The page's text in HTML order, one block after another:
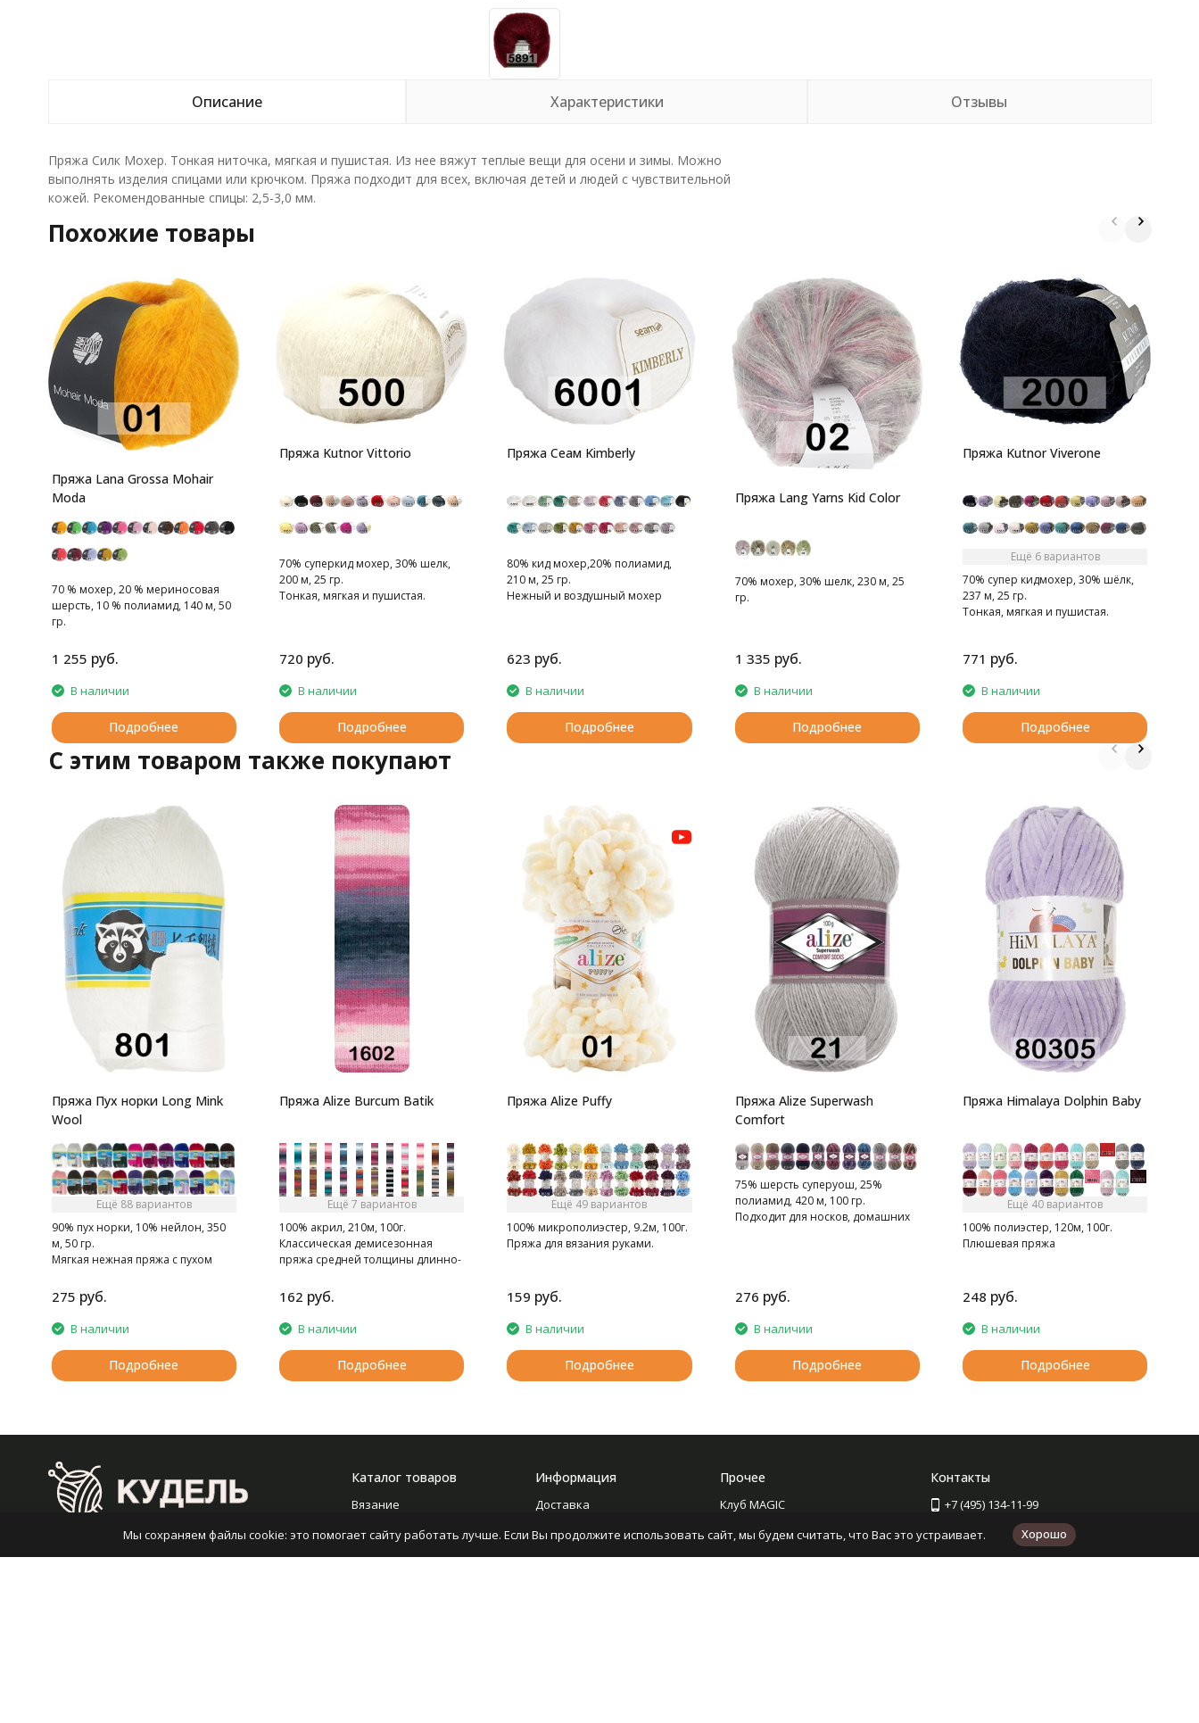
Описание Характеристики Отзывы
Пряжа Силк Мохер. Тонкая ниточка, мягкая и пушистая. Из нее вяжут теплые вещи для осени и зимы. Можно
выполнять изделия спицами или крючком. Пряжа подходит для всех, включая детей и людей с чувствительной
кожей. Рекомендованные спицы: 2,5-3,0 мм.
Похожие товары
Пряжа Lana Grossa Mohair
Moda
70 % мохер, 20 % мериносовая
шерсть, 10 % полиамид, 140 м, 50
гр.
1 255 руб.
В наличии
Подробнее
Пряжа Kutnor Vittorio
70% суперкид мохер, 30% шелк,
200 м, 25 гр.
Тонкая, мягкая и пушистая.
720 руб.
В наличии
Подробнее
Пряжа Сеам Kimberly
80% кид мохер,20% полиамид,
210 м, 25 гр.
Нежный и воздушный мохер
623 руб.
В наличии
Подробнее
Пряжа Lang Yarns Kid Color
70% мохер, 30% шелк, 230 м, 25
гр.
1 335 руб.
В наличии
Подробнее
Пряжа Kutnor Viverone
Ещё 6 вариантов
70% супер кидмохер, 30% шёлк,
237 м, 25 гр.
Тонкая, мягкая и пушистая.
771 руб.
В наличии
Подробнее
C этим товаром также покупают
Пряжа Пух норки Long Mink
Wool
Ещё 88 вариантов
90% пух норки, 10% нейлон, 350
м, 50 гр.
Мягкая нежная пряжа с пухом
275 руб.
В наличии
Подробнее
Пряжа Alize Burcum Batik
Ещё 7 вариантов
100% акрил, 210м, 100г.
Классическая демисезонная
пряжа средней толщины длинно-
162 руб.
В наличии
Подробнее
Пряжа Alize Puffy
Ещё 49 вариантов
100% микрополиэстер, 9.2м, 100г.
Пряжа для вязания руками.
159 руб.
В наличии
Подробнее
Пряжа Alize Superwash
Comfort
75% шерсть суперуош, 25%
полиамид, 420 м, 100 гр.
Подходит для носков, домашних
276 руб.
В наличии
Подробнее
Пряжа Himalaya Dolphin Baby
Ещё 40 вариантов
100% полиэстер, 120м, 100г.
Плюшевая пряжа
248 руб.
В наличии
Подробнее
2008-2026 © Кудель — Интернет-гипермаркет
Каталог товаров
Вязание
Вышивание
Информация
Доставка
Прочее
Клуб MAGIC
Форум
Контакты
+7 (495) 134-11-99
+7 (727) 312-34-05
Для звонков из Казахстана
г. Кострома, ул. Кострома, 37 (один из
Мы сохраняем файлы cookie: это помогает сайту работать лучше. Если Вы продолжите использовать сайт, мы будем считать, что Вас это устраивает. Хорошо